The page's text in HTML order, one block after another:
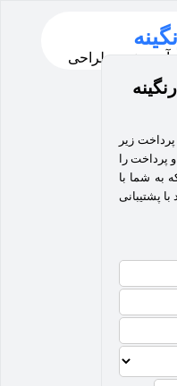
آموزش و طراحی
سایت
زیر
پرداخت را
به شما با
پشتیبانی